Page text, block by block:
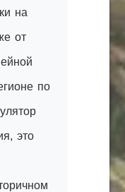
на
от
по
это